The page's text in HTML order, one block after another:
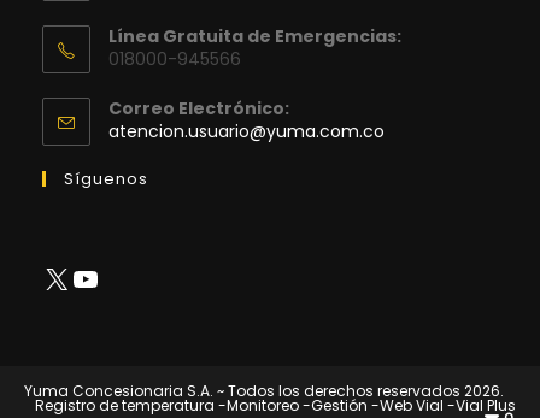
Línea Gratuita de Emergencias:
018000-945566
Correo Electrónico:
atencion.usuario@yuma.com.co
Síguenos
X YouTube
Yuma Concesionaria S.A. ~ Todos los derechos reservados 2026.
Registro de temperatura -Monitoreo-Gestión -Web Vial -Vial Plus